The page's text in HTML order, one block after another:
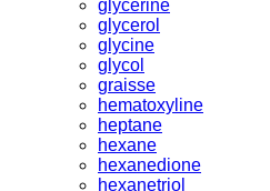
glycerine
glycerol
glycine
glycol
graisse
hematoxyline
heptane
hexane
hexanedione
hexanetriol